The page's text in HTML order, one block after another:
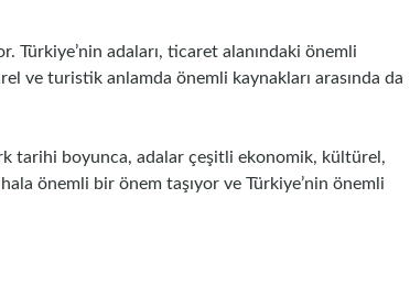
Türkiye’nin adaları, ticaret alanındaki önemli
ve turistik anlamda önemli kaynakları arasında da
tarihi boyunca, adalar çeşitli ekonomik, kültürel,
önemli bir önem taşıyor ve Türkiye’nin önemli